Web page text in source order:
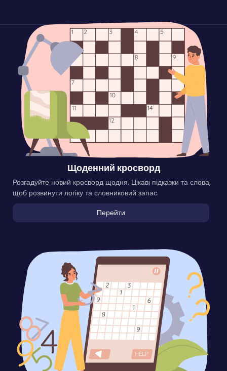
Щоденний кросворд
Розгадуйте новий кросворд щодня. Цікаві підказки та слова,
щоб розвинути логіку та словниковий запас.
Перейти